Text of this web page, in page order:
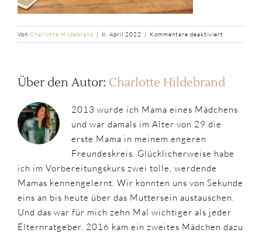
Von Charlotte Hildebrand | 8. April 2022 | Kommentare deaktiviert
Roboter
Über den Autor: Charlotte Hildebrand
2013 wurde ich Mama eines Mädchens
und war damals im Alter von 29 die
erste Mama in meinem engeren
Freundeskreis. Glücklicherweise habe
ich im Vorbereitungskurs zwei tolle, werdende
Mamas kennengelernt. Wir konnten uns von Sekunde
eins an bis heute über das Muttersein austauschen.
Und das war für mich zehn Mal wichtiger als jeder
Elternratgeber. 2016 kam ein zweites Mädchen dazu